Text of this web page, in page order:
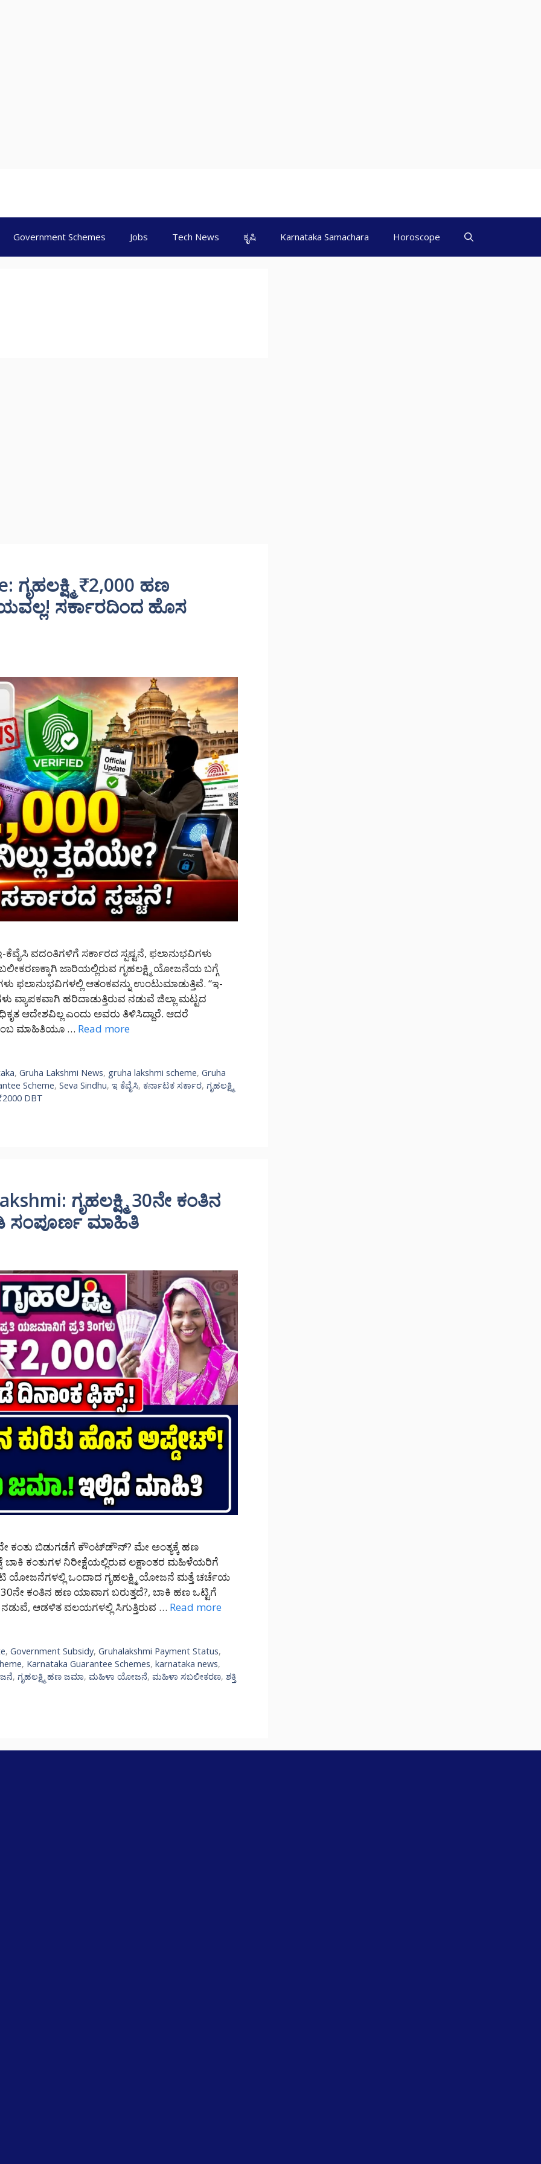
Government Schemes Jobs Tech News ಕೃಷಿ Karnataka Samachara Horoscope
ಗೃಹಲಕ್ಷ್ಮಿ ₹2,000 ಹಣ
ಸರ್ಕಾರದಿಂದ ಹೊಸ
ವದಂತಿಗಳಿಗೆ ಸರ್ಕಾರದ ಸ್ಪಷ್ಟನೆ, ಫಲಾನುಭವಿಗಳು
ಜಾರಿಯಲ್ಲಿರುವ ಗೃಹಲಕ್ಷ್ಮಿ ಯೋಜನೆಯ ಬಗ್ಗೆ
ಫಲಾನುಭವಿಗಳಲ್ಲಿ ಆತಂಕವನ್ನು ಉಂಟುಮಾಡುತ್ತಿವೆ. “ಇ-
ವ್ಯಾಪಕವಾಗಿ ಹರಿದಾಡುತ್ತಿರುವ ನಡುವೆ ಜಿಲ್ಲಾ ಮಟ್ಟದ
ಆದೇಶವಿಲ್ಲ ಎಂದು ಅವರು ತಿಳಿಸಿದ್ದಾರೆ. ಆದರೆ
ಮಾಹಿತಿಯೂ … Read more
,Gruha Lakshmi News, gruha lakshmi scheme,Gruha
Scheme, Seva Sindhu, ಇ ಕೆವೈಸಿ, ಕರ್ನಾಟಕ ಸರ್ಕಾರ, ಗೃಹಲಕ್ಷ್ಮಿ
DBT
ಗೃಹಲಕ್ಷ್ಮಿ 30ನೇ ಕಂತಿನ
ಸಂಪೂರ್ಣ ಮಾಹಿತಿ
ಕಂತು ಬಿಡುಗಡೆಗೆ ಕೌಂಟ್‌ಡೌನ್? ಮೇ ಅಂತ್ಯಕ್ಕೆ ಹಣ
ಬಾಕಿ ಕಂತುಗಳ ನಿರೀಕ್ಷೆಯಲ್ಲಿರುವ ಲಕ್ಷಾಂತರ ಮಹಿಳೆಯರಿಗೆ
ಯೋಜನೆಗಳಲ್ಲಿ ಒಂದಾದ ಗೃಹಲಕ್ಷ್ಮಿ ಯೋಜನೆ ಮತ್ತೆ ಚರ್ಚೆಯ
ಕಂತಿನ ಹಣ ಯಾವಾಗ ಬರುತ್ತದೆ?, ಬಾಕಿ ಹಣ ಒಟ್ಟಿಗೆ
ನಡುವೆ, ಆಡಳಿತ ವಲಯಗಳಲ್ಲಿ ಸಿಗುತ್ತಿರುವ … Read more
,Government Subsidy,Gruhalakshmi Payment Status,
, Karnataka Guarantee Schemes, karnataka news,
, ಗೃಹಲಕ್ಷ್ಮಿ ಹಣ ಜಮಾ, ಮಹಿಳಾ ಯೋಜನೆ, ಮಹಿಳಾ ಸಬಲೀಕರಣ, ಶಕ್ತಿ